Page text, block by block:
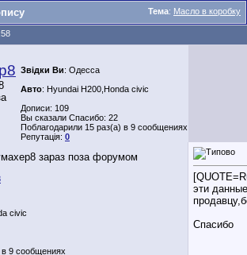
Тема: Масло в коробку
Звідки Ви: Одесса
Авто: Hyundai H200,Honda civic
Дописи: 109
Вы сказали Спасибо: 22
Поблагодарили 15 раз(а) в 9 сообщениях
Репутація: 0
civic
9 сообщениях
эти данные
Спасибо